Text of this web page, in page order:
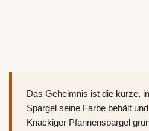
Das Geheimnis ist die kurze,
Spargel seine Farbe behält
Knackiger Pfannenspargel